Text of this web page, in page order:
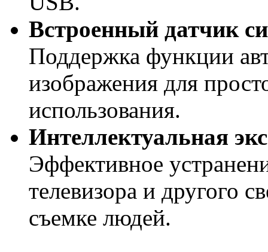
Встроенный датчик
Поддержка функции
изображения для
использования.
Интеллектуальная
Эффективное
телевизора и другого
съемке людей.